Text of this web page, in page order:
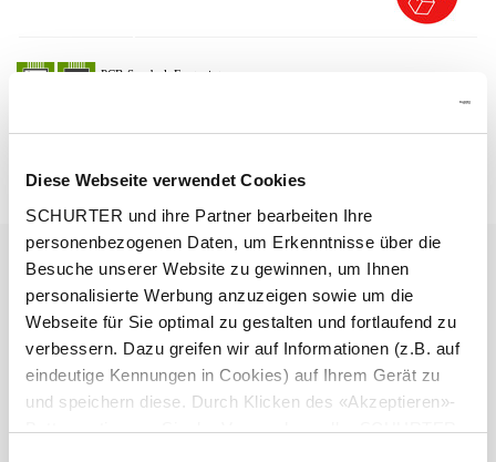
Diese Webseite verwendet Cookies
SCHURTER und ihre Partner bearbeiten Ihre
personenbezogenen Daten, um Erkenntnisse über die
Besuche unserer Website zu gewinnen, um Ihnen
personalisierte Werbung anzuzeigen sowie um die
Webseite für Sie optimal zu gestalten und fortlaufend zu
verbessern. Dazu greifen wir auf Informationen (z.B. auf
eindeutige Kennungen in Cookies) auf Ihrem Gerät zu
und speichern diese. Durch Klicken des «Akzeptieren»-
Buttons stimmen Sie der Verwendung aller SCHURTER
Beschreibung 6051.2147
Details 6051.2147
Nenndaten IEC 16 A / 250 VAC; 50/60 Hz
Spannungsfestigkeit
> 2 kVDC zwischen L-N
> 2 kVAC zwischen L/N-PE